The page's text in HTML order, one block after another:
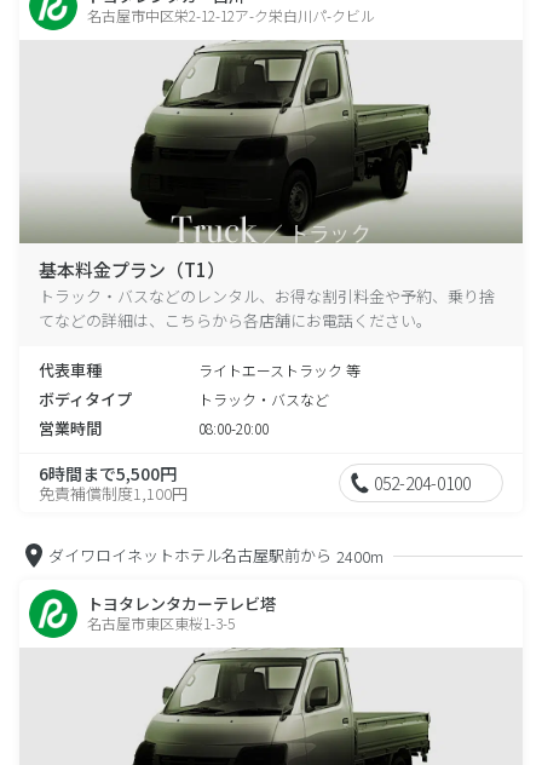
名古屋市中区栄2-12-12ア-ク栄白川パ-クビル
基本料金プラン（T1）
トラック・バスなどのレンタル、お得な割引料金や予約、乗り捨
てなどの詳細は、こちらから各店舗にお電話ください。
代表車種 ライトエーストラック 等
ボディタイプ トラック・バスなど
営業時間 08:00-20:00
6時間まで5,500円
免責補償制度1,100円 052-204-0100
ダイワロイネットホテル名古屋駅前から 2400m
トヨタレンタカーテレビ塔
名古屋市東区東桜1-3-5